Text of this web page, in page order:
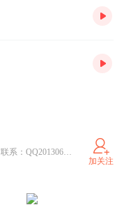
微信公众号：睡前晚安书友会；合作联系：QQ2013065973
加关注